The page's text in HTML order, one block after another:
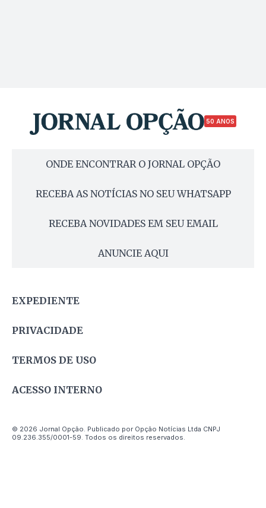
50 ANOS
ONDE ENCONTRAR O JORNAL OPÇÃO
RECEBA AS NOTÍCIAS NO SEU WHATSAPP
RECEBA NOVIDADES EM SEU EMAIL
ANUNCIE AQUI
EXPEDIENTE
PRIVACIDADE
TERMOS DE USO
ACESSO INTERNO
© 2026 Jornal Opção. Publicado por Opção Notícias Ltda CNPJ
09.236.355/0001-59. Todos os direitos reservados.